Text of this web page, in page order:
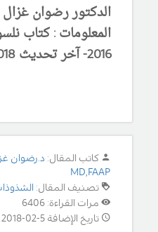
المعلومات : كتاب
2016- آخر تحديث 5/2/2018
كاتب المقال: د.رضوان
MD,FAAP
تصنيف المقال:
مرات القراءة: 6406
تاريخ الإضافة 5-02-2018